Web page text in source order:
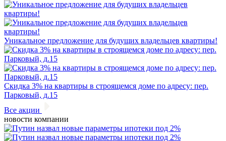
Уникальное предложение для будущих владельцев квартиры!
Скидка 3% на квартиры в строящемся доме по адресу: пер.
Парковый, д.15
Все акции
новости компании